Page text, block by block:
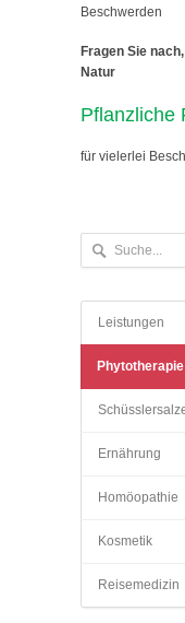
Beschwerden
Fragen Sie
Natur
Pflanzliche
für vielerlei
Leistungen
Phytotherapie
Ernährung
Homöopathie
Kosmetik
Reisemedizin